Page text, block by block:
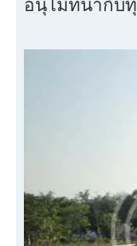
อนุโมทนากับ